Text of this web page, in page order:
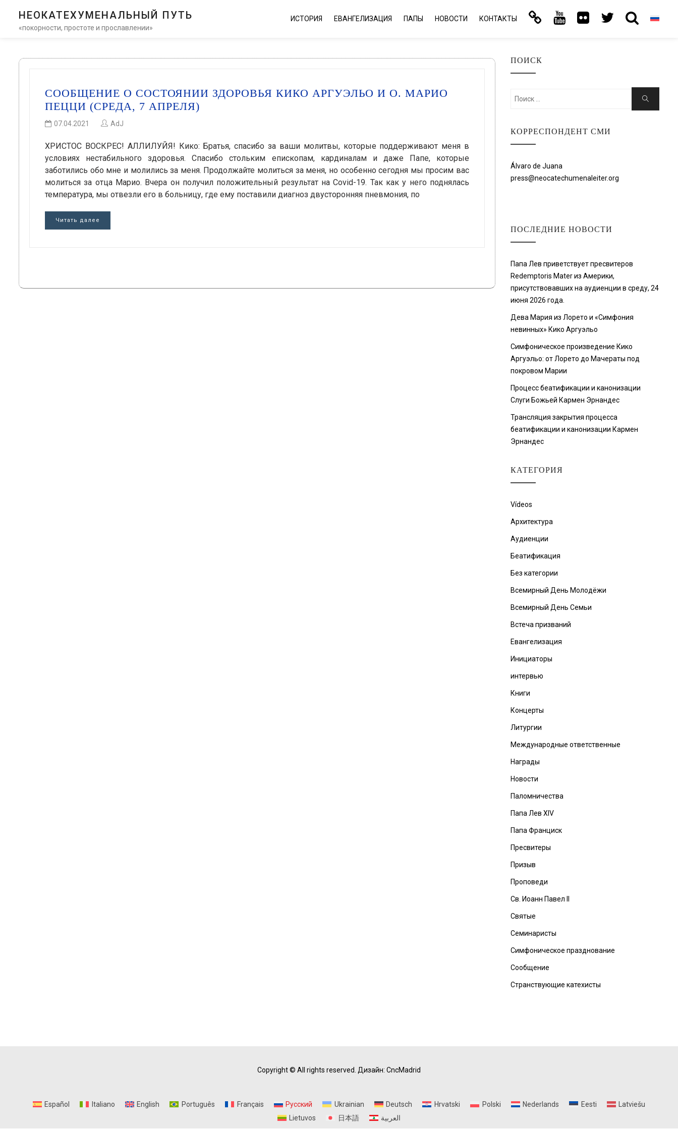
НЕОКАТЕХУМЕНАЛЬНЫЙ ПУТЬ
«покорности, простоте и прославлении»
ИСТОРИЯ ЕВАНГЕЛИЗАЦИЯ ПАПЫ НОВОСТИ КОНТАКТЫ
СООБЩЕНИЕ О СОСТОЯНИИ ЗДОРОВЬЯ КИКО АРГУЭЛЬО И О. МАРИО
ПЕЦЦИ (СРЕДА, 7 АПРЕЛЯ)
07.04.2021 AdJ
ХРИСТОС ВОСКРЕС! АЛЛИЛУЙЯ! Кико: Братья, спасибо за ваши молитвы, которые поддерживают меня в
условиях нестабильного здоровья. Спасибо стольким епископам, кардиналам и даже Папе, которые
заботились обо мне и молились за меня. Продолжайте молиться за меня, но особенно сегодня мы просим вас
молиться за отца Марио. Вчера он получил положительный результат на Covid-19. Так как у него поднялась
температура, мы отвезли его в больницу, где ему поставили диагноз двусторонняя пневмония, по
Читать далее
ПОИСК
Искать:
Поиск
КОРРЕСПОНДЕНТ СМИ
Álvaro de Juana
press@neocatechumenaleiter.org
ПОСЛЕДНИЕ НОВОСТИ
Папа Лев приветствует пресвитеров
Redemptoris Mater из Америки,
присутствовавших на аудиенции в среду, 24
июня 2026 года.
Дева Мария из Лорето и «Симфония
невинных» Кико Аргуэльо
Симфоническое произведение Кико
Аргуэльо: от Лорето до Мачераты под
покровом Марии
Процесс беатификации и канонизации
Слуги Божьей Кармен Эрнандес
Трансляция закрытия процесса
беатификации и канонизации Кармен
Эрнандес
КАТЕГОРИЯ
Vídeos
Архитектура
Аудиенции
Беатификация
Без категории
Всемирный День Молодёжи
Всемирный День Семьи
Встеча призваний
Евангелизация
Инициаторы
интервью
Книги
Концерты
Литургии
Международные ответственные
Награды
Новости
Паломничества
Папа Лев XIV
Папа Франциск
Пресвитеры
Призыв
Проповеди
Св. Иоанн Павел II
Святые
Семинаристы
Симфоническое празднование
Сообщение
Странствующие катехисты
Copyright © All rights reserved. Дизайн: CncMadrid
Español Italiano English Português Français Русский Ukrainian Deutsch Hrvatski Polski Nederlands Eesti
Latviešu
Lietuvos
日本語 العربية